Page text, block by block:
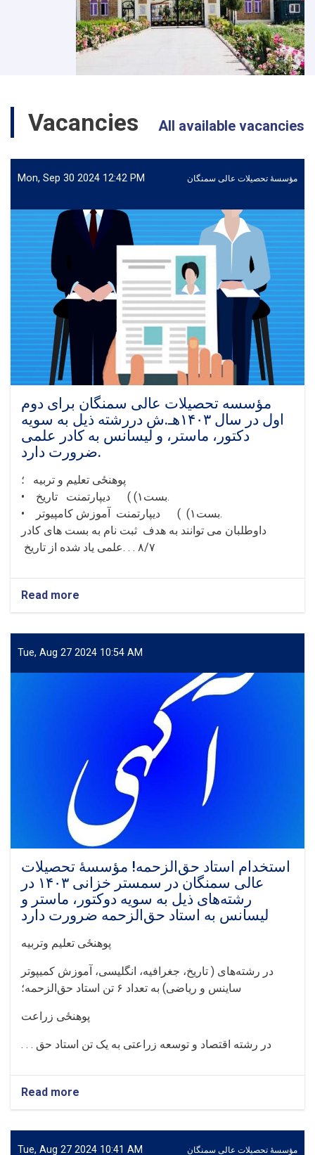
Vacancies All available vacancies
Mon, Sep 30 2024 12:42 PM مؤسسۀ تحصیلات عالی سمنگان
مؤسسه تحصیلات عالی سمنگان برای دوم
اول در سال ۱۴۰۳هـ.ش دررشته ذیل به سویه
دکتور، ماستر، و لیسانس به کادر علمی
ضرورت دارد.
پوهنځی تعلیم و تربیه ؛
• ديپارتمنت تاریخ ( ۱) بست.
• ديپارتمنت آموزش کامپیوتر (
۱) بست.
داوطلبان می توانند به هدف ثبت نام به بست های کادر
علمی یاد شده از تاریخ
۸/۷ . . .
Read more
مؤسسه
عالی
سمنگان
ذیل
به
ماستر،
لیسانس
به
کادر
علمی
ضرورت
Tue, Aug 27 2024 10:54 AM
استخدام استاد حق‌الزحمه! مؤسسهٔ تحصیلات
عالی سمنگان در سمستر خزانی ۱۴۰۳ در
رشته‌های ذیل به سویه دوکتور، ماستر و
لیسانس به استاد حق‌الزحمه ضرورت دارد
پوهنځی تعلیم وتربیه
در رشته‌های ( تاریخ، جغرافیه، انگلیسی، آموزش کمیپوتر
ساینس و ریاضی) به تعداد ۶ تن استاد حق‌الزحمه؛
پوهنځی زراعت
در رشته‌ اقتصاد و توسعه زراعتی به یک تن استاد حق . . .
Read more
استخدام
حق‌الزحمه!
مؤسسهٔ
Tue, Aug 27 2024 10:41 AM مؤسسۀ تحصیلات عالی سمنگان